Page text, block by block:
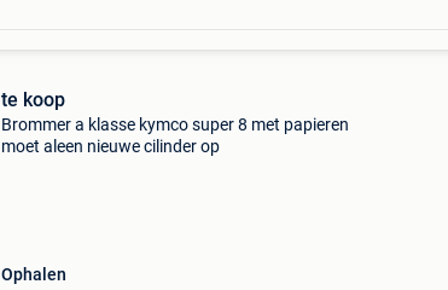
te koop
Brommer a klasse kymco super 8 met papieren
moet aleen nieuwe cilinder op
Ophalen